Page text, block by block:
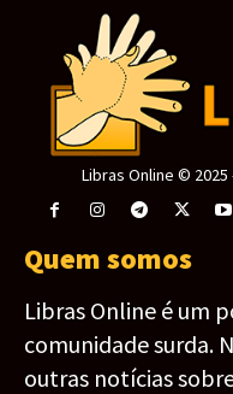
Libras Online ©
Quem somos
Libras Online é um
comunidade surda.
outras notícias